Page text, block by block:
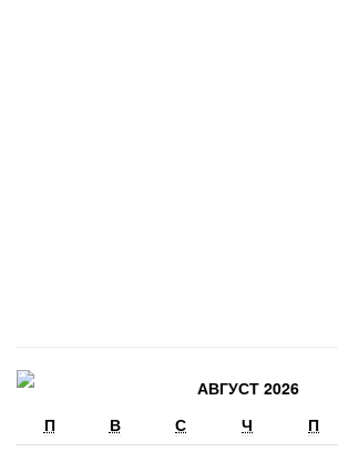
АВГУСТ 2026
П
В С Ч П